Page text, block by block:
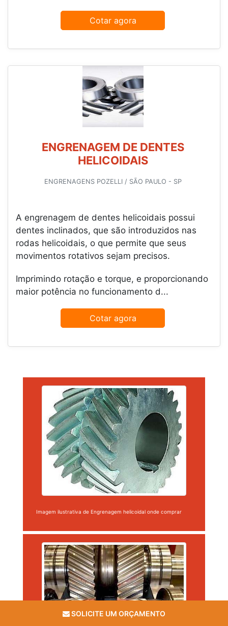
Cotar agora
ENGRENAGEM DE DENTES
HELICOIDAIS
ENGRENAGENS POZELLI / SÃO PAULO - SP
A engrenagem de dentes helicoidais possui
dentes inclinados, que são introduzidos nas
rodas helicoidais, o que permite que seus
movimentos rotativos sejam precisos.
Imprimindo rotação e torque, e proporcionando
maior potência no funcionamento d...
Cotar agora
Imagem ilustrativa de Engrenagem helicoidal onde comprar
SOLICITE UM ORÇAMENTO